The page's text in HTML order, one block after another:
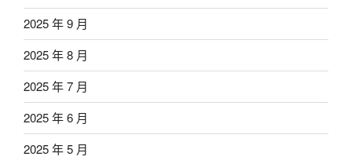
2025 年 9 月
2025 年 8 月
2025 年 7 月
2025 年 6 月
2025 年 5 月